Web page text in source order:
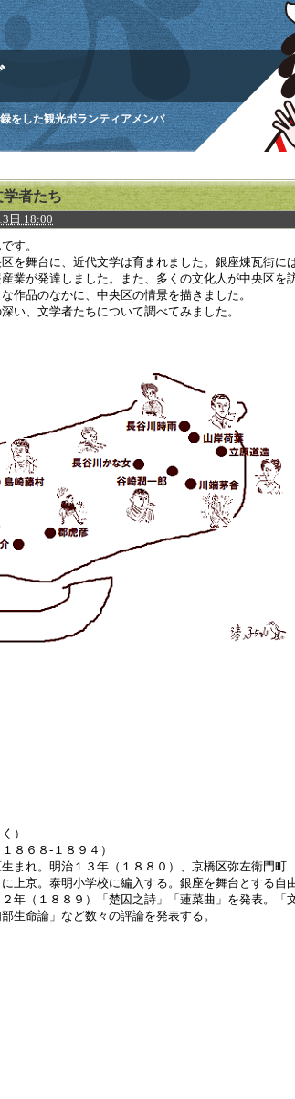
をした観光ボランティアメンバ
学者たち
日 18:00
す。
を舞台に、近代文学は育まれました。銀座煉瓦街に
業が発達しました。また、多くの文化人が中央区を
作品のなかに、中央区の情景を描きました。
い、文学者たちについて調べてみました。
）
８６８‐１８９４）
まれ。明治１３年（１８８０）、京橋区弥左衛門町
に上京。泰明小学校に編入する。銀座を舞台とする自
年（１８８９）「楚囚之詩」「蓮菜曲」を発表。「
生命論」など数々の評論を発表する。